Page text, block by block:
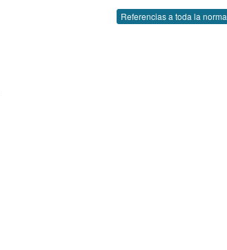
Referencias a toda la norma